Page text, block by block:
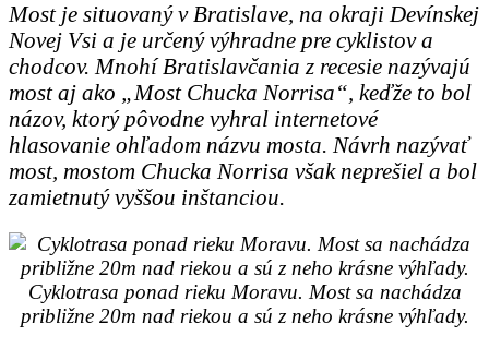
Most je situovaný v Bratislave, na okraji Devínskej
Novej Vsi a je určený výhradne pre cyklistov a
chodcov. Mnohí Bratislavčania z recesie nazývajú
most aj ako „Most Chucka Norrisa“, keďže to bol
názov, ktorý pôvodne vyhral internetové
hlasovanie ohľadom názvu mosta. Návrh nazývať
most, mostom Chucka Norrisa však neprešiel a bol
zamietnutý vyššou inštanciou.
Cyklotrasa ponad rieku Moravu. Most sa nachádza
približne 20m nad riekou a sú z neho krásne výhľady.